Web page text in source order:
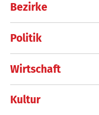
Bezirke
Politik
Wirtschaft
Kultur